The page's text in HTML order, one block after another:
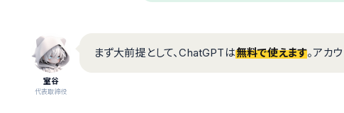
室谷
代表取締役
まず大前提として、ChatGPTは無料で使えます。アカ